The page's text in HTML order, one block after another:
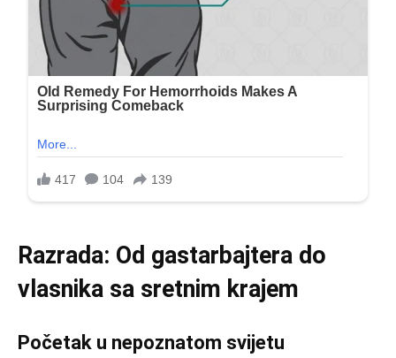
Razrada: Od gastarbajtera do
vlasnika sa sretnim krajem
Početak u nepoznatom svijetu